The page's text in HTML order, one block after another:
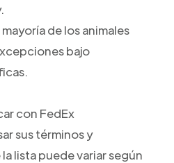
mayoría de los animales
bajo
con FedEx
sus términos y
lista puede variar según